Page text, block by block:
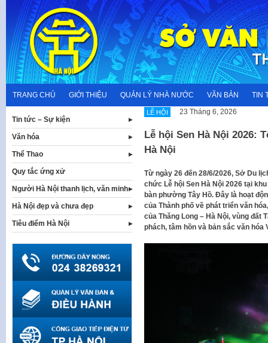
content
TRANG CHỦ GIỚI THIỆU QUẢN LÝ NHÀ NƯỚC VĂN BẢN TIN
LỄ HỘI 23 Tháng 6, 2026
Lễ hội Sen Hà Nội 2026:
Hà Nội
Từ ngày 26 đến 28/6/2026, Sở Du
chức Lễ hội Sen Hà Nội 2026 tại
bàn phường Tây Hồ. Đây là hoạt
của Thành phố về phát triển văn
của Thăng Long – Hà Nội, vùng đất
phách, tâm hồn và bản sắc văn hóa
Tin tức – Sự kiện
Văn hóa
Thể Thao
Quy tắc ứng xử
Người Hà Nội thanh lịch, văn minh
Hà Nội đẹp và chưa đẹp
Tiêu điểm Hà Nội